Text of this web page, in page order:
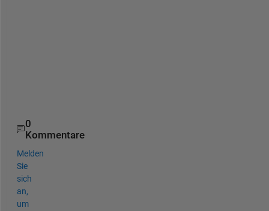
0
Kommentare
Melden
Sie
sich
an,
um